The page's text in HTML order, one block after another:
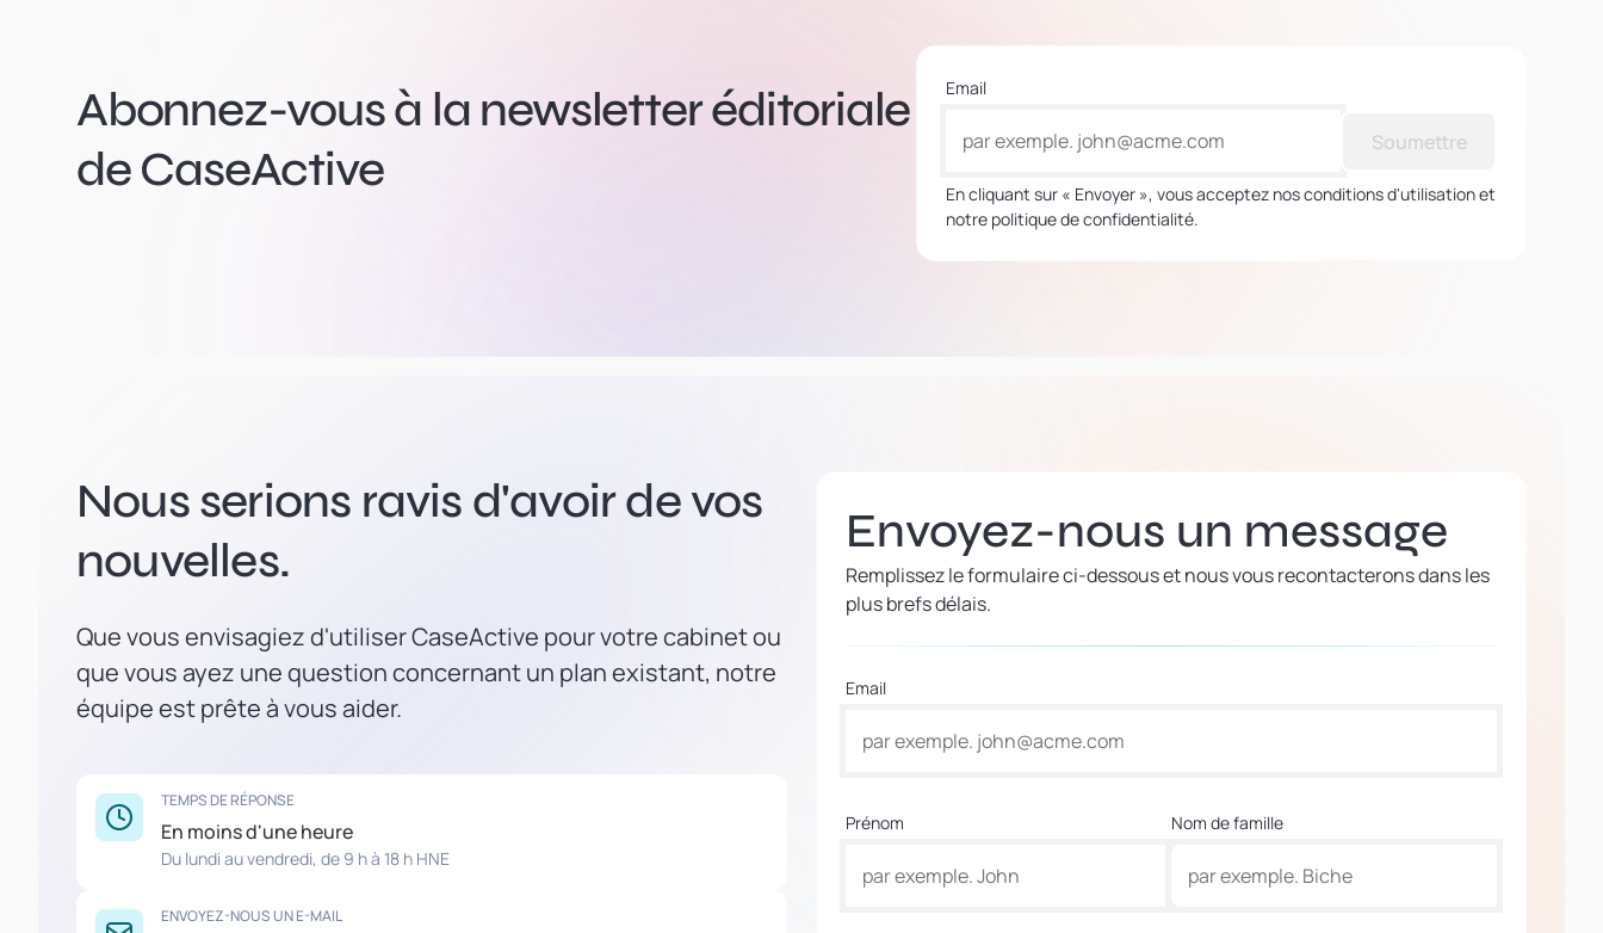
Abonnez-vous à la newsletter éditoriale
de CaseActive
Email
Soumettre
En cliquant sur « Envoyer », vous acceptez nos conditions d'utilisation et
notre politique de confidentialité.
Nous serions ravis d'avoir de vos
nouvelles.
Que vous envisagiez d'utiliser CaseActive pour votre cabinet ou
que vous ayez une question concernant un plan existant, notre
équipe est prête à vous aider.
TEMPS DE RÉPONSE
En moins d'une heure
Du lundi au vendredi, de 9 h à 18 h HNE
ENVOYEZ-NOUS UN E-MAIL
Envoyez-nous un message
Remplissez le formulaire ci-dessous et nous vous recontacterons dans les
plus brefs délais.
Email
Prénom Nom de famille